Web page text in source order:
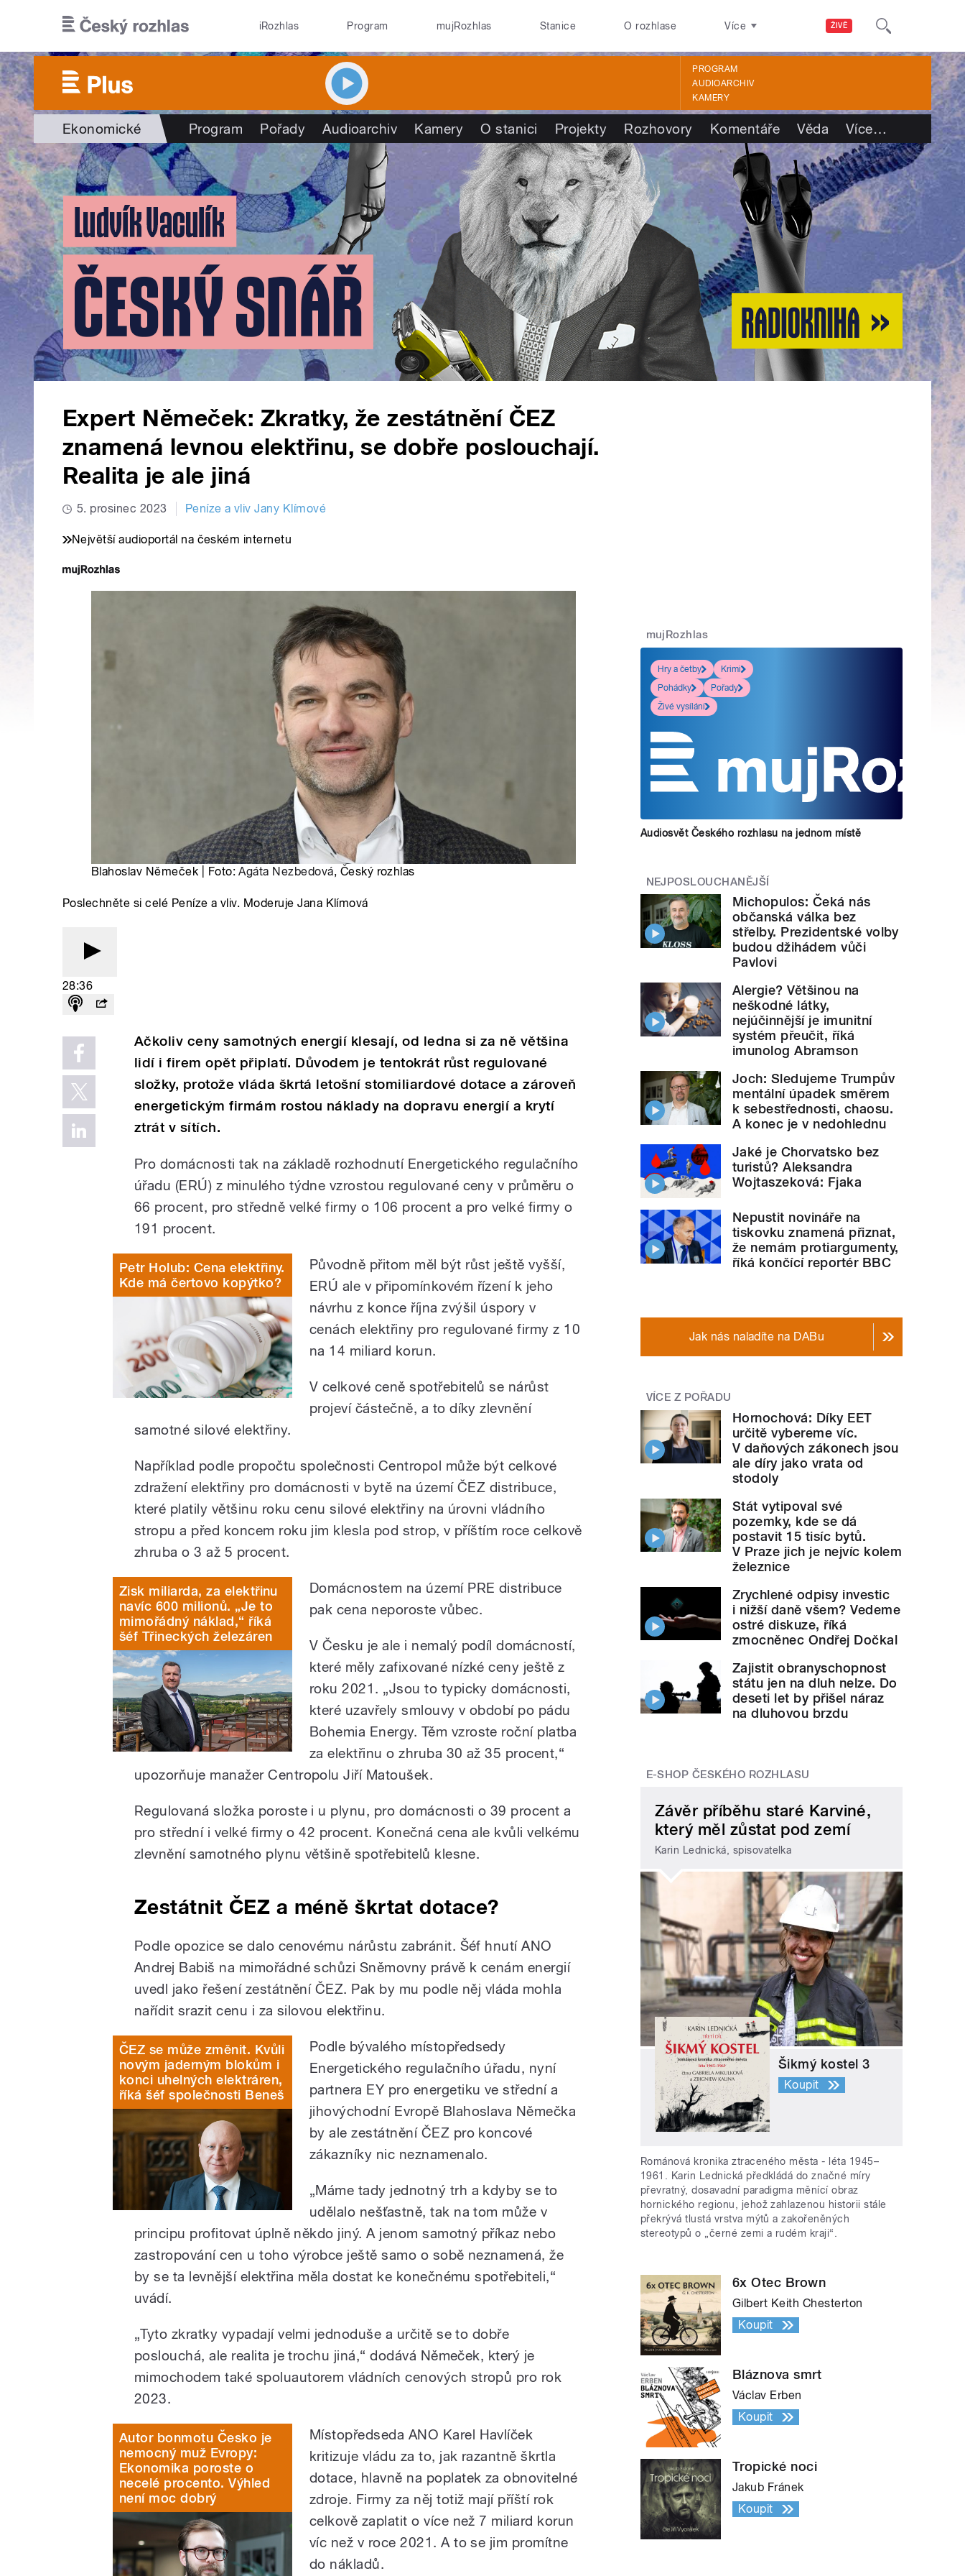
ŽIVĚ
iRozhlas Program mujRozhlas Stanice O rozhlase Více
PROGRAM
AUDIOARCHIV
KAMERY
Ekonomické Program Pořady Audioarchiv Kamery O stanici Projekty Rozhovory Komentáře Věda Více…
Expert Němeček: Zkratky, že zestátnění ČEZ
znamená levnou elektřinu, se dobře poslouchají.
Realita je ale jiná
5. prosinec 2023 Peníze a vliv Jany Klímové
Největší audioportál na českém internetu
Blahoslav Němeček | Foto:Agáta Nezbedová, Český rozhlas
Poslechněte si celé Peníze a vliv. Moderuje Jana Klímová
28:36
Ačkoliv ceny samotných energií klesají, od ledna si za ně většina
lidí i firem opět připlatí. Důvodem je tentokrát růst regulované
složky, protože vláda škrtá letošní stomiliardové dotace a zároveň
energetickým firmám rostou náklady na dopravu energií a krytí
ztrát v sítích.
Pro domácnosti tak na základě rozhodnutí Energetického regulačního
úřadu (ERÚ) z minulého týdne vzrostou regulované ceny v průměru o
66 procent, pro středně velké firmy o 106 procent a pro velké firmy o
191 procent.
Petr Holub: Cena elektřiny.
Kde má čertovo kopýtko?
Původně přitom měl být růst ještě vyšší,
ERÚ ale v připomínkovém řízení k jeho
návrhu z konce října zvýšil úspory v
cenách elektřiny pro regulované firmy z 10
na 14 miliard korun.
V celkové ceně spotřebitelů se nárůst
projeví částečně, a to díky zlevnění
samotné silové elektřiny.
Například podle propočtu společnosti Centropol může být celkové
zdražení elektřiny pro domácnosti v bytě na území ČEZ distribuce,
které platily většinu roku cenu silové elektřiny na úrovni vládního
stropu a před koncem roku jim klesla pod strop, v příštím roce celkově
zhruba o 3 až 5 procent.
Zisk miliarda, za elektřinu
navíc 600 milionů. „Je to
mimořádný náklad,“ říká
šéf Třineckých železáren
Domácnostem na území PRE distribuce
pak cena neporoste vůbec.
V Česku je ale i nemalý podíl domácností,
které měly zafixované nízké ceny ještě z
roku 2021. „Jsou to typicky domácnosti,
které uzavřely smlouvy v období po pádu
Bohemia Energy. Těm vzroste roční platba
za elektřinu o zhruba 30 až 35 procent,“
upozorňuje manažer Centropolu Jiří Matoušek.
Regulovaná složka poroste i u plynu, pro domácnosti o 39 procent a
pro střední i velké firmy o 42 procent. Konečná cena ale kvůli velkému
zlevnění samotného plynu většině spotřebitelů klesne.
Zestátnit ČEZ a méně škrtat dotace?
Podle opozice se dalo cenovému nárůstu zabránit. Šéf hnutí ANO
Andrej Babiš na mimořádné schůzi Sněmovny právě k cenám energií
uvedl jako řešení zestátnění ČEZ. Pak by mu podle něj vláda mohla
nařídit srazit cenu i za silovou elektřinu.
ČEZ se může změnit. Kvůli
novým jaderným blokům i
konci uhelných elektráren,
říká šéf společnosti Beneš
Podle bývalého místopředsedy
Energetického regulačního úřadu, nyní
partnera EY pro energetiku ve střední a
jihovýchodní Evropě Blahoslava Němečka
by ale zestátnění ČEZ pro koncové
zákazníky nic neznamenalo.
„Máme tady jednotný trh a kdyby se to
udělalo nešťastně, tak na tom může v
principu profitovat úplně někdo jiný. A jenom samotný příkaz nebo
zastropování cen u toho výrobce ještě samo o sobě neznamená, že
by se ta levnější elektřina měla dostat ke konečnému spotřebiteli,“
uvádí.
„Tyto zkratky vypadají velmi jednoduše a určitě se to dobře
poslouchá, ale realita je trochu jiná,“ dodává Němeček, který je
mimochodem také spoluautorem vládních cenových stropů pro rok
2023.
Autor bonmotu Česko je
nemocný muž Evropy:
Ekonomika poroste o
necelé procento. Výhled
není moc dobrý
Místopředseda ANO Karel Havlíček
kritizuje vládu za to, jak razantně škrtla
dotace, hlavně na poplatek za obnovitelné
zdroje. Firmy za něj totiž mají příští rok
celkově zaplatit o více než 7 miliard korun
víc než v roce 2021. A to se jim promítne
do nákladů.
mujRozhlas
Hry a četby
Krimi
Pohádky
Pořady
Živé vysílání
Audiosvět Českého rozhlasu na jednom místě
NEJPOSLOUCHANĚJŠÍ
Michopulos: Čeká nás
občanská válka bez
střelby. Prezidentské volby
budou džihádem vůči
Pavlovi
Alergie? Většinou na
neškodné látky,
nejúčinnější je imunitní
systém přeučit, říká
imunolog Abramson
Joch: Sledujeme Trumpův
mentální úpadek směrem
k sebestřednosti, chaosu.
A konec je v nedohlednu
Jaké je Chorvatsko bez
turistů? Aleksandra
Wojtaszeková: Fjaka
Nepustit novináře na
tiskovku znamená přiznat,
že nemám protiargumenty,
říká končící reportér BBC
Jak nás naladíte na DABu
VÍCE Z POŘADU
Hornochová: Díky EET
určitě vybereme víc.
V daňových zákonech jsou
ale díry jako vrata od
stodoly
Stát vytipoval své
pozemky, kde se dá
postavit 15 tisíc bytů.
V Praze jich je nejvíc kolem
železnice
Zrychlené odpisy investic
i nižší daně všem? Vedeme
ostré diskuze, říká
zmocněnec Ondřej Dočkal
Zajistit obranyschopnost
státu jen na dluh nelze. Do
deseti let by přišel náraz
na dluhovou brzdu
E-SHOP ČESKÉHO ROZHLASU
Závěr příběhu staré Karviné,
který měl zůstat pod zemí
Karin Lednická, spisovatelka
Šikmý kostel 3
Koupit
Románová kronika ztraceného města - léta 1945–
1961. Karin Lednická předkládá do značné míry
převratný, dosavadní paradigma měnící obraz
hornického regionu, jehož zahlazenou historii stále
překrývá tlustá vrstva mýtů a zakořeněných
stereotypů o „černé zemi a rudém kraji“.
6x Otec Brown
Gilbert Keith Chesterton
Koupit
Bláznova smrt
Václav Erben
Koupit
Tropické noci
Jakub Fránek
Koupit